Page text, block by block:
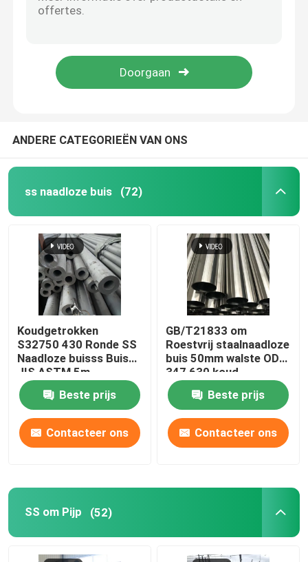
SS 304 Pijp
de plaat van het aluminiumblad
Het Blad van het roestvrij staalmetaal
Roestvrij staalstrook
Roestvrij staal om Staaf
De Bar van de roestvrij staalhoek
Roestvrij staal Vlakke Bar
met een breedte van niet meer dan 50 mm
ANDERE CATEGORIEËN VAN ONS
ss naadloze buis (72)
Koudgetrokken
S32750 430 Ronde SS
Naadloze buisss Buis
JIS ASTM 5m
Beste prijs
Contacteer ons
GB/T21833 om
Roestvrij staalnaadloze
buis 50mm walste OD
347 630 koud
Beste prijs
Contacteer ons
SS om Pijp (52)